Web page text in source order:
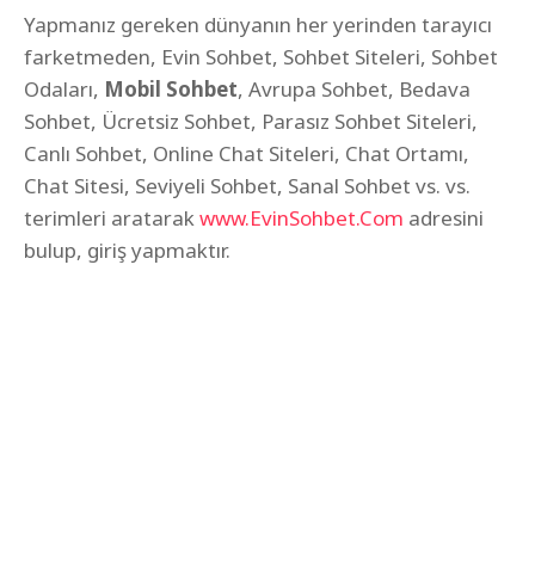
Yapmanız gereken dünyanın her yerinden tarayıcı
farketmeden, Evin Sohbet, Sohbet Siteleri, Sohbet
Odaları, Mobil Sohbet, Avrupa Sohbet, Bedava
Sohbet, Ücretsiz Sohbet, Parasız Sohbet Siteleri,
Canlı Sohbet, Online Chat Siteleri, Chat Ortamı,
Chat Sitesi, Seviyeli Sohbet, Sanal Sohbet vs. vs.
terimleri aratarakwww.EvinSohbet.Com adresini
bulup, giriş yapmaktır.